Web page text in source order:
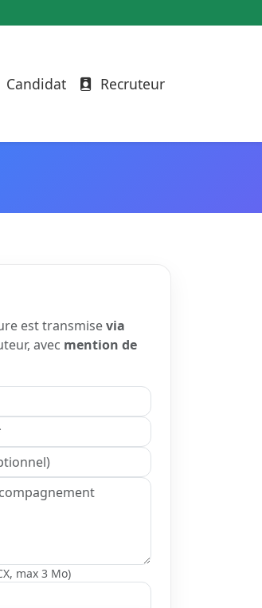
Candidat Recruteur
est transmisevia
avec mention de
max 3 Mo)